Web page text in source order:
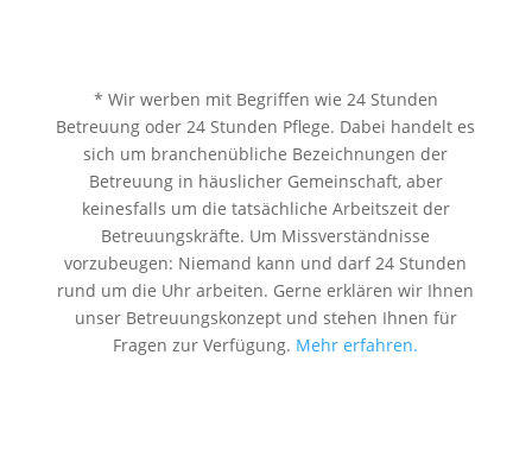
* Wir werben mit Begriffen wie 24 Stunden
Betreuung oder 24 Stunden Pflege. Dabei handelt es
sich um branchenübliche Bezeichnungen der
Betreuung in häuslicher Gemeinschaft, aber
keinesfalls um die tatsächliche Arbeitszeit der
Betreuungskräfte. Um Missverständnisse
vorzubeugen: Niemand kann und darf 24 Stunden
rund um die Uhr arbeiten. Gerne erklären wir Ihnen
unser Betreuungskonzept und stehen Ihnen für
Fragen zur Verfügung. Mehr erfahren.